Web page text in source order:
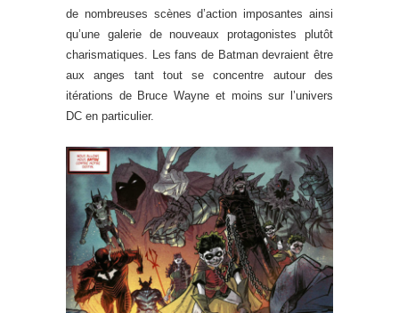
de nombreuses scènes d’action imposantes ainsi
qu’une galerie de nouveaux protagonistes plutôt
charismatiques. Les fans de Batman devraient être
aux anges tant tout se concentre autour des
itérations de Bruce Wayne et moins sur l’univers
DC en particulier.